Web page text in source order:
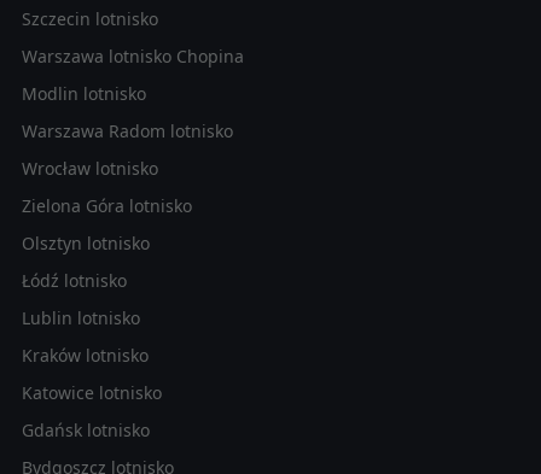
Szczecin lotnisko
Warszawa lotnisko Chopina
Modlin lotnisko
Warszawa Radom lotnisko
Wrocław lotnisko
Zielona Góra lotnisko
Olsztyn lotnisko
Łódź lotnisko
Lublin lotnisko
Kraków lotnisko
Katowice lotnisko
Gdańsk lotnisko
Bydgoszcz lotnisko